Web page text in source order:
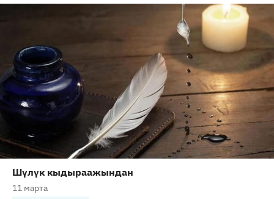
Шүлүк кыдыраажындан
11 марта